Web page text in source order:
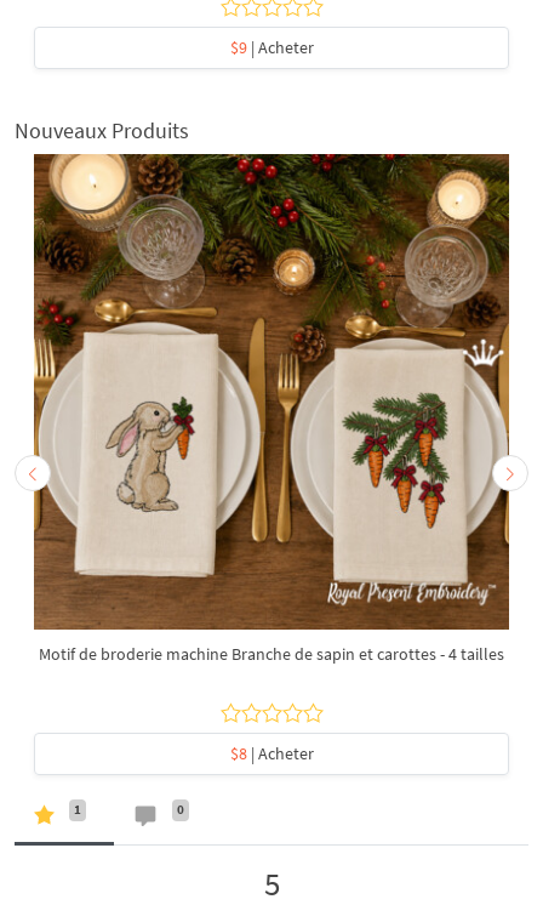
$9| Acheter
Nouveaux Produits
Motif de broderie machine Branche de sapin et carottes - 4 tailles
$8| Acheter
1 0
5